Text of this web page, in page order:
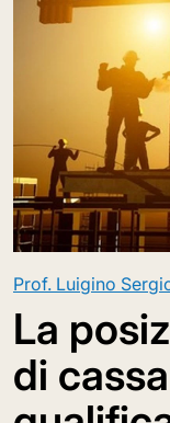
Prof. Luigino
La
di